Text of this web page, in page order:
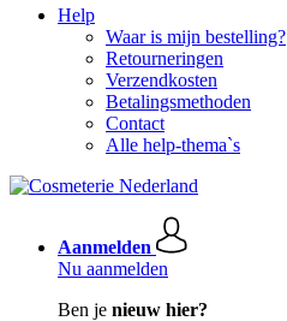
Help
Waar is mijn bestelling?
Retourneringen
Verzendkosten
Betalingsmethoden
Contact
Alle help-thema`s
Aanmelden
Nu aanmelden
Ben je nieuw hier?